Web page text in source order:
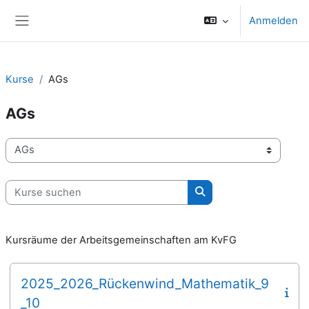
Anmelden
Kurse AGs
AGs
Kursbereiche
Kurse suchen
Kurse suchen
Kursräume der Arbeitsgemeinschaften am KvFG
2025_2026_Rückenwind_Mathematik_9
_10